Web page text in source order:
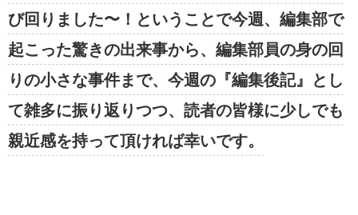
び回りました〜！ということで今週、編集部で
起こった驚きの出来事から、編集部員の身の回
りの小さな事件まで、今週の『編集後記』とし
て雑多に振り返りつつ、読者の皆様に少しでも
親近感を持って頂ければ幸いです。